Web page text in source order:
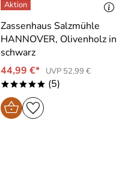
Zassenhaus Salzmühle
HANNOVER, Olivenholz in
schwarz
44,99 €*
UVP 52,99 €
***** (5)